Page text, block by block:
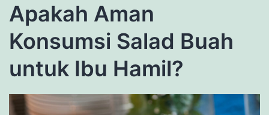
Apakah Aman
Konsumsi Salad Buah
untuk Ibu Hamil?